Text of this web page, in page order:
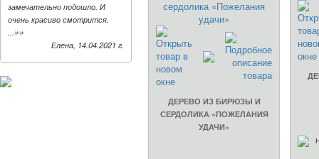
замечательно подошло. И
очень красиво смотрится.
...»»
Елена, 14.04.2021 г.
ДЕРЕВО ИЗ БИРЮЗЫ И
СЕРДОЛИКА «ПОЖЕЛАНИЯ
УДАЧИ»